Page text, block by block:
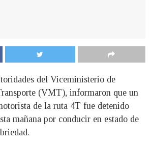
del Viceministerio de
(VMT), informaron que un
de la ruta 4T fue detenido
mañana por conducir en estado de